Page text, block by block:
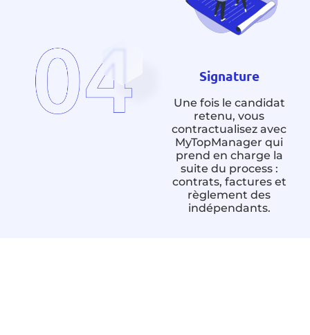
Signature
Une fois le candidat
retenu, vous
contractualisez avec
MyTopManager qui
prend en charge la
suite du process :
contrats, factures et
règlement des
indépendants.